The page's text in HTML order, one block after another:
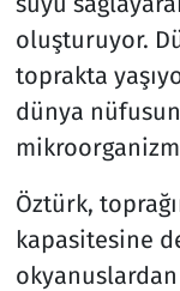
oluşturuyor.
toprakta
dünya
Öztürk,
kapasitesine